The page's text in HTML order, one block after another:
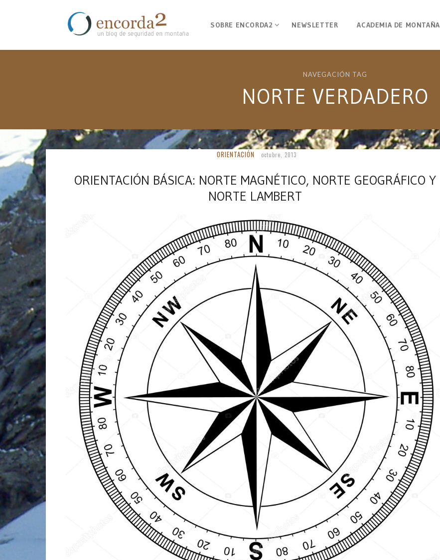
SOBRE ENCORDA2 NEWSLETTER ACADEMIA DE MONTAÑA
NAVEGACIÓN TAG
NORTE VERDADERO
ORIENTACIÓN octubre, 2013
ORIENTACIÓN BÁSICA: NORTE MAGNÉTICO, NORTE GEOGRÁFICO Y
NORTE LAMBERT